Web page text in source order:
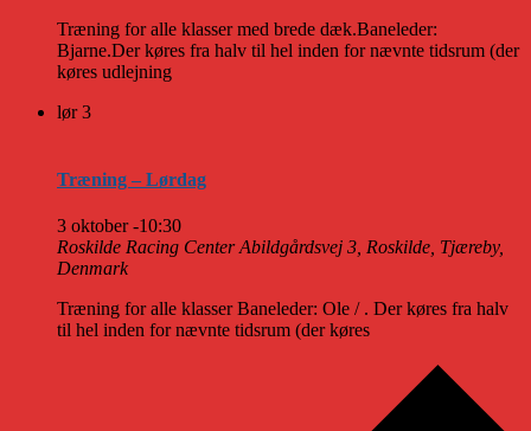
Træning for alle klasser med brede dæk.Baneleder:
Bjarne.Der køres fra halv til hel inden for nævnte tidsrum (der
køres udlejning
lør3
Træning – Lørdag
3 oktober -10:30
Roskilde Racing CenterAbildgårdsvej 3, Roskilde, Tjæreby,
Denmark
Træning for alle klasser Baneleder: Ole / . Der køres fra halv
til hel inden for nævnte tidsrum (der køres